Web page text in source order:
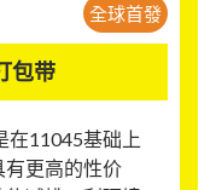
全球首發
包带
在11045基础上
有更高的性价